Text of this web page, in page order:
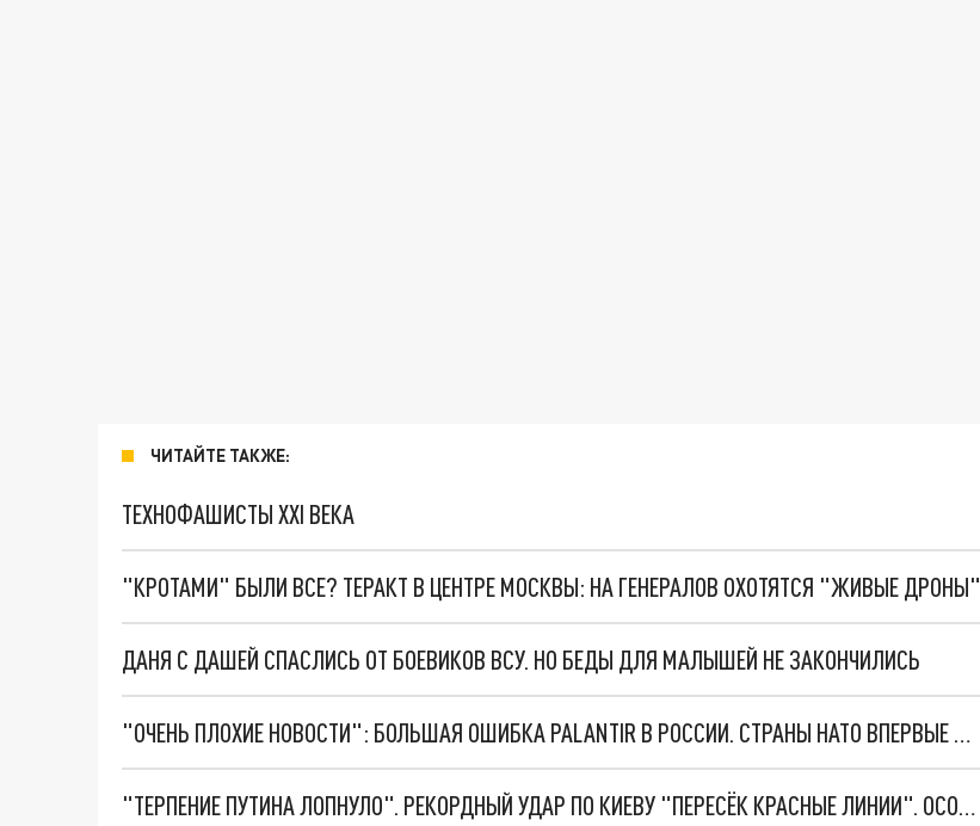
ЧИТАЙТЕ ТАКЖЕ:
ТЕХНОФАШИСТЫ XXI ВЕКА
"КРОТАМИ" БЫЛИ ВСЕ? ТЕРАКТ В ЦЕНТРЕ МОСКВЫ: НА ГЕНЕРАЛОВ ОХОТЯТСЯ "ЖИВЫЕ ДРОНЫ"
ДАНЯ С ДАШЕЙ СПАСЛИСЬ ОТ БОЕВИКОВ ВСУ. НО БЕДЫ ДЛЯ МАЛЫШЕЙ НЕ ЗАКОНЧИЛИСЬ
"ОЧЕНЬ ПЛОХИЕ НОВОСТИ": БОЛЬШАЯ ОШИБКА PALANTIR В РОССИИ. СТРАНЫ НАТО ВПЕРВЫЕ ЗА СВО ОСТАНОВИЛИ ПОСТАВКИ ОРУЖИЯ. ВСУ ТЕРЯЮТ ПРИГРАНИЧЬЕ?
"ТЕРПЕНИЕ ПУТИНА ЛОПНУЛО". РЕКОРДНЫЙ УДАР ПО КИЕВУ "ПЕРЕСЁК КРАСНЫЕ ЛИНИИ". ОСОБЫЕ СПЕЦЫ КНДР НА ЛБС? ТАЙНЫЕ ПЕРЕГОВОРЫ ЕВРОПЫ И МОСКВЫ